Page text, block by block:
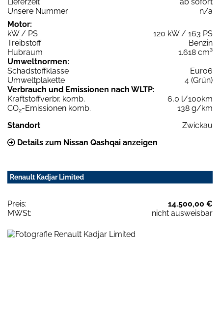
Unsere Nummer
n/a
Motor:
kW / PS
120 kW / 163 PS
Treibstoff
Benzin
Hubraum
1.618 cm³
Umweltnormen:
Schadstoffklasse
Euro6
Umweltplakette
4 (Grün)
Verbrauch und Emissionen nach WLTP:
Kraftstoffverbr. komb.
6,0 l/100km
CO2-Emissionen komb.
138 g/km
Standort
Zwickau
Details zum Nissan Qashqai anzeigen
Renault Kadjar Limited
Preis:
14.500,00 €
MWSt:
nicht ausweisbar